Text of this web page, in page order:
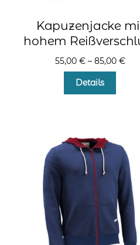
Kapuzenjacke
hohem
55,00 €– 85,00 €
Details
Die
der